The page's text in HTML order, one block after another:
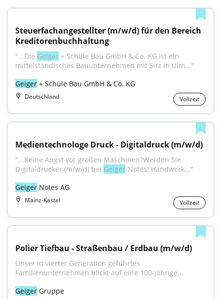
Steuerfachangestellter (m/w/d) für den Bereich
Kreditorenbuchhaltung
"...Die Geiger + Schüle Bau GmbH & Co. KG ist ein
mittelständisches Bauunternehmen mit Sitz in Ulm..."
Geiger + Schüle Bau GmbH & Co. KG
Deutschland Vollzeit
Medientechnologe Druck - Digitaldruck (m/w/d)
"...Keine Angst vor großen Maschinen?Werden Sie
Digitaldrucker (m/w/d) bei Geiger-Notes! Handwerk..."
Geiger Notes AG
Mainz-Kastel Vollzeit
Polier Tiefbau - Straßenbau / Erdbau (m/w/d)
Unser in vierter Generation geführtes
Familienunternehmen blickt auf eine 100-jährige...
Geiger Gruppe